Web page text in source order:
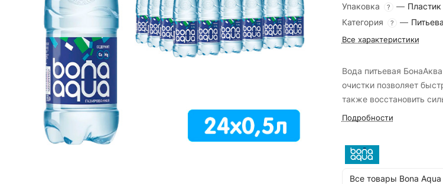
Упаковка
? — Пластик
Категория
? —
Все характеристики
Вода питьевая
очистки позволяет
также восстановить
Подробности
Все товары Bona Aqua